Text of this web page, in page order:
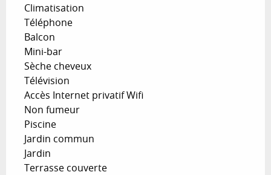
Climatisation
Téléphone
Balcon
Mini-bar
Sèche cheveux
Télévision
Accès Internet privatif Wifi
Non fumeur
Piscine
Jardin commun
Jardin
Terrasse couverte